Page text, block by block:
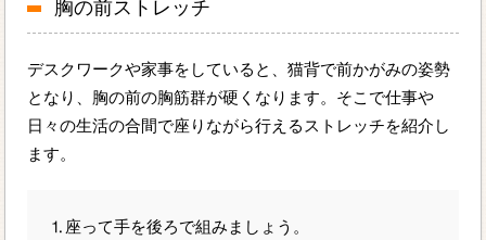
胸の前ストレッチ
デスクワークや家事をしていると、猫背で前かがみの姿勢
となり、胸の前の胸筋群が硬くなります。そこで仕事や
日々の生活の合間で座りながら行えるストレッチを紹介し
ます。
⒈座って手を後ろで組みましょう。